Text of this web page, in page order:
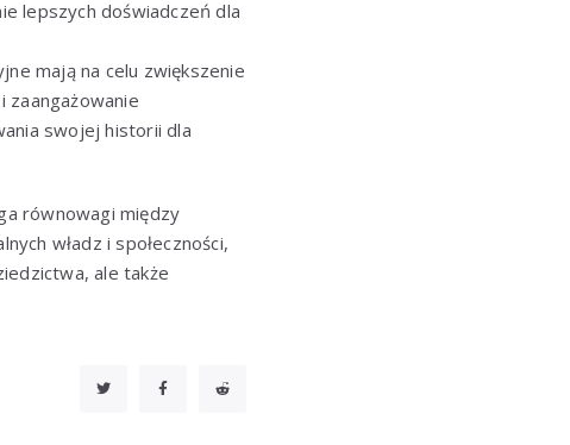
lepszych doświadczeń dla
mają na celu zwiększenie
zaangażowanie
swojej historii dla
równowagi między
władz i społeczności,
ale także